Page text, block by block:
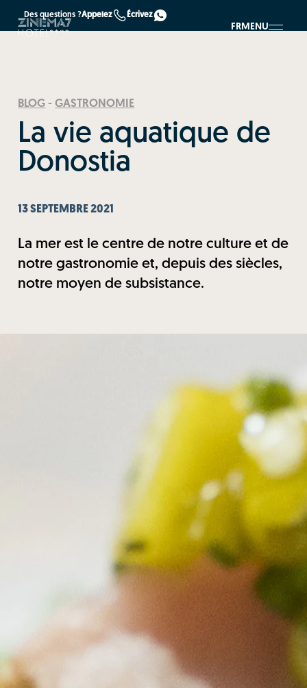
Des questions ?Appelez Écrivez
FRMENU
BLOG -GASTRONOMIE
La vie aquatique de
Donostia
13 SEPTEMBRE 2021
La mer est le centre de notre culture et de
notre gastronomie et, depuis des siècles,
notre moyen de subsistance.